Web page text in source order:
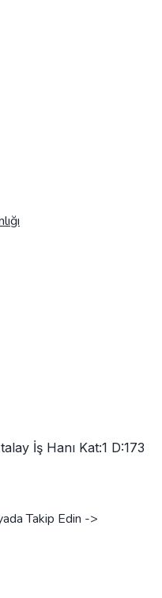
İş Hanı Kat:1 D:173
Takip Edin ->